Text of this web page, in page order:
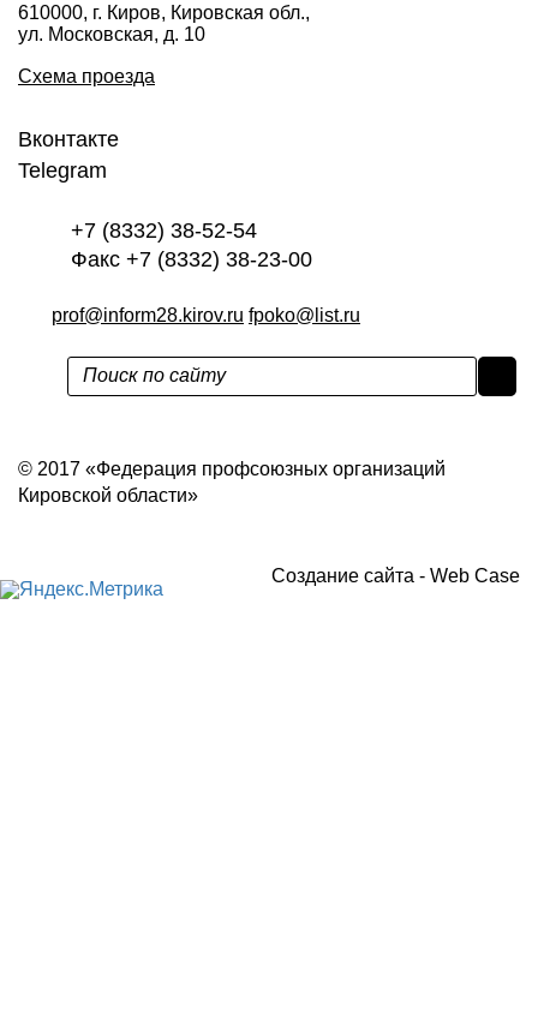
610000, г. Киров, Кировская обл.,
ул. Московская, д. 10
Схема проезда
Вконтакте
Telegram
+7 (8332) 38-52-54
Факс +7 (8332) 38-23-00
prof@inform28.kirov.ru fpoko@list.ru
© 2017 «Федерация профсоюзных организаций
Кировской области»
Создание сайта - Web Case